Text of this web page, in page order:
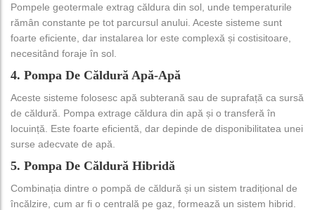
Pompele geotermale extrag căldura din sol, unde temperaturile
rămân constante pe tot parcursul anului. Aceste sisteme sunt
foarte eficiente, dar instalarea lor este complexă și costisitoare,
necesitând foraje în sol.
4. Pompa De Căldură Apă-Apă
Aceste sisteme folosesc apă subterană sau de suprafață ca sursă
de căldură. Pompa extrage căldura din apă și o transferă în
locuință. Este foarte eficientă, dar depinde de disponibilitatea unei
surse adecvate de apă.
5. Pompa De Căldură Hibridă
Combinația dintre o pompă de căldură și un sistem tradițional de
încălzire, cum ar fi o centrală pe gaz, formează un sistem hibrid.